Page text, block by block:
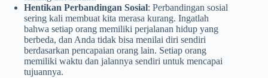
Hentikan Perbandingan Sosial: Perbandingan sosial
sering kali membuat kita merasa kurang. Ingatlah
bahwa setiap orang memiliki perjalanan hidup yang
berbeda, dan Anda tidak bisa menilai diri sendiri
berdasarkan pencapaian orang lain. Setiap orang
memiliki waktu dan jalannya sendiri untuk mencapai
tujuannya.